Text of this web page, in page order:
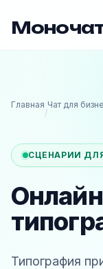
Главная
/
Чат для
СЦЕНАРИИ
Типография